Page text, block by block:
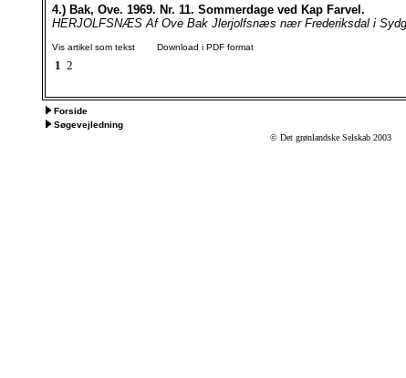
4.) Bak, Ove. 1969. Nr. 11. Sommerdage ved Kap Farvel.
HERJOLFSNÆS Af Ove Bak Jlerjolfsnæs nær Frederiksdal i
Vis artikel som tekst Download i PDF format
1 2
Forside
Søgevejledning
© Det grønlandske Selskab 2003